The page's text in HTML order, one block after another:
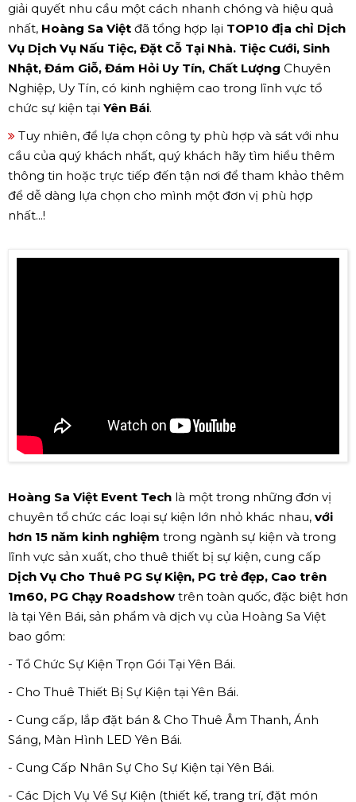
giải quyết nhu cầu một cách nhanh chóng và hiệu quả
nhất, Hoàng Sa Việt đã tổng hợp lại TOP10 địa chỉ Dịch
Vụ Dịch Vụ Nấu Tiệc, Đặt Cỗ Tại Nhà. Tiệc Cưới, Sinh
Nhật, Đám Giỗ, Đám Hỏi Uy Tín, Chất Lượng Chuyên
Nghiệp, Uy Tín, có kinh nghiệm cao trong lĩnh vực tổ
chức sự kiện tại Yên Bái.
Tuy nhiên, để lựa chọn công ty phù hợp và sát với nhu
cầu của quý khách nhất, quý khách hãy tìm hiểu thêm
thông tin hoặc trực tiếp đến tận nơi để tham khảo thêm
để dễ dàng lựa chọn cho mình một đơn vị phù hợp
nhất...!
Hoàng Sa Việt Event Tech là một trong những đơn vị
chuyên tổ chức các loại sự kiện lớn nhỏ khác nhau, với
hơn 15 năm kinh nghiệm trong ngành sự kiện và trong
lĩnh vực sản xuất, cho thuê thiết bị sự kiện, cung cấp
Dịch Vụ Cho Thuê PG Sự Kiện, PG trẻ đẹp, Cao trên
1m60, PG Chạy Roadshow trên toàn quốc, đặc biệt hơn
là tại Yên Bái, sản phẩm và dịch vụ của Hoàng Sa Việt
bao gồm:
- Tổ Chức Sự Kiện Trọn Gói Tại Yên Bái.
- Cho Thuê Thiết Bị Sự Kiện tại Yên Bái.
- Cung cấp, lắp đặt bán & Cho Thuê Âm Thanh, Ánh
Sáng, Màn Hình LED Yên Bái.
- Cung Cấp Nhân Sự Cho Sự Kiện tại Yên Bái.
- Các Dịch Vụ Về Sự Kiện (thiết kế, trang trí, đặt món